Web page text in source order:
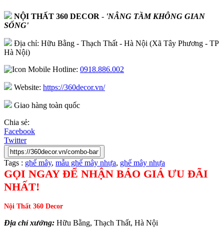
NỘI THẤT 360 DECOR - 'NÂNG TẦM KHÔNG GIAN
SỐNG'
Địa chỉ: Hữu Bằng - Thạch Thất - Hà Nội (Xã Tây Phương - TP
Hà Nội)
Hotline: 0918.886.002
Website: https://360decor.vn/
Giao hàng toàn quốc
Chia sẻ:
Facebook
Twitter
Tags : ghế mây, mẫu ghế mây nhựa, ghế mây nhựa
GỌI NGAY ĐỂ NHẬN BÁO GIÁ ƯU ĐÃI
NHẤT!
Nội Thất 360 Decor
Địa chỉ xưởng: Hữu Bằng, Thạch Thất, Hà Nội